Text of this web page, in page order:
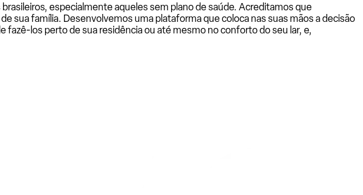
especialmente aqueles sem plano de saúde. Acreditamos que
sua família. Desenvolvemos uma plataforma que coloca nas suas mãos a decisão
fazê-los perto de sua residência ou até mesmo no conforto do seu lar, e,